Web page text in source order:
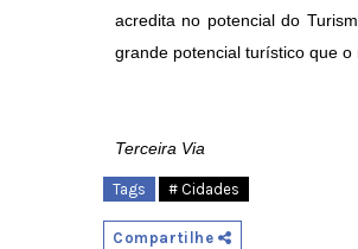
acredita no potencial do
grande potencial turístico que o
Terceira Via
Tags # Cidades
Compartilhe